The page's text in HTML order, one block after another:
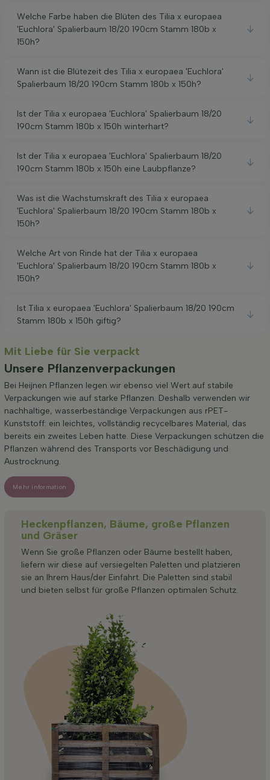
Welche Farbe haben die Blüten des Tilia x europaea
'Euchlora' Spalierbaum 18/20 190cm Stamm 180b x
150h?
Wann ist die Blütezeit des Tilia x europaea 'Euchlora'
Spalierbaum 18/20 190cm Stamm 180b x 150h?
Ist der Tilia x europaea 'Euchlora' Spalierbaum 18/20
190cm Stamm 180b x 150h winterhart?
Ist der Tilia x europaea 'Euchlora' Spalierbaum 18/20
190cm Stamm 180b x 150h eine Laubpflanze?
Was ist die Wachstumskraft des Tilia x europaea
'Euchlora' Spalierbaum 18/20 190cm Stamm 180b x
150h?
Welche Art von Rinde hat der Tilia x europaea
'Euchlora' Spalierbaum 18/20 190cm Stamm 180b x
150h?
Ist Tilia x europaea 'Euchlora' Spalierbaum 18/20 190cm
Stamm 180b x 150h giftig?
Mit Liebe für Sie verpackt
Unsere Pflanzenverpackungen
Bei Heijnen Pflanzen legen wir ebenso viel Wert auf stabile
Verpackungen wie auf starke Pflanzen. Deshalb verwenden wir
nachhaltige, wasserbeständige Verpackungen aus rPET-
Kunststoff: ein leichtes, vollständig recycelbares Material, das
bereits ein zweites Leben hatte. Diese Verpackungen schützen die
Pflanzen während des Transports vor Beschädigung und
Austrocknung.
Mehr information
Heckenpflanzen, Bäume, große Pflanzen
und Gräser
Wenn Sie große Pflanzen oder Bäume bestellt haben,
liefern wir diese auf versiegelten Paletten und platzieren
sie an Ihrem Haus/der Einfahrt. Die Paletten sind stabil
und bieten selbst für große Pflanzen optimalen Schutz.